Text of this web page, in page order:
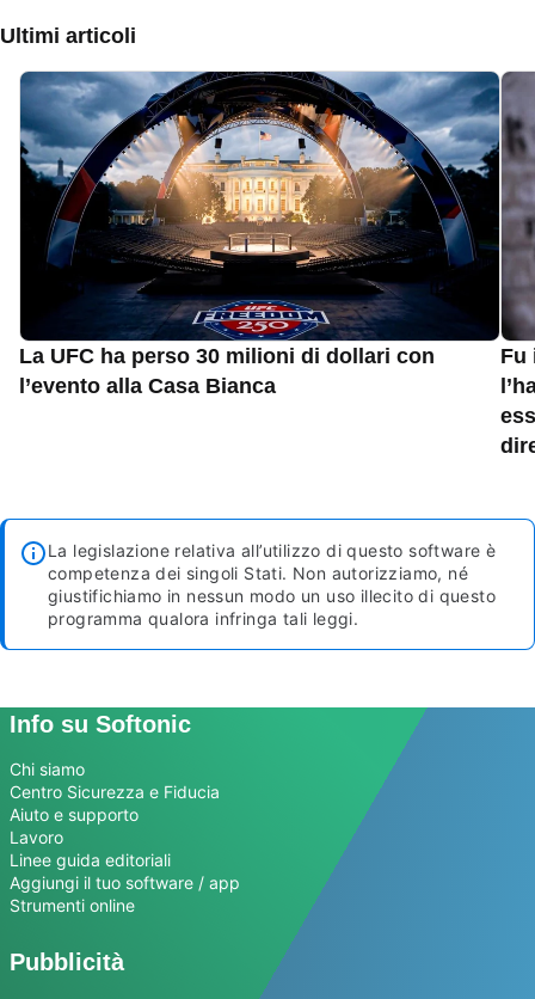
Ultimi articoli
La UFC ha perso 30 milioni di dollari con
l’evento alla Casa Bianca
Fu
La legislazione relativa all’utilizzo di questo software è
competenza dei singoli Stati. Non autorizziamo, né
giustifichiamo in nessun modo un uso illecito di questo
programma qualora infringa tali leggi.
Info su Softonic
Chi siamo
Centro Sicurezza e Fiducia
Aiuto e supporto
Lavoro
Linee guida editoriali
Aggiungi il tuo software / app
Strumenti online
Pubblicità